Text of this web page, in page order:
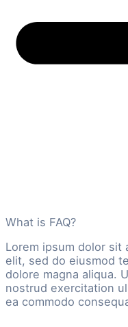
What is FAQ?
Lorem ipsum dolor sit
elit, sed do eiusmod
dolore magna aliqua.
nostrud exercitation
ea commodo